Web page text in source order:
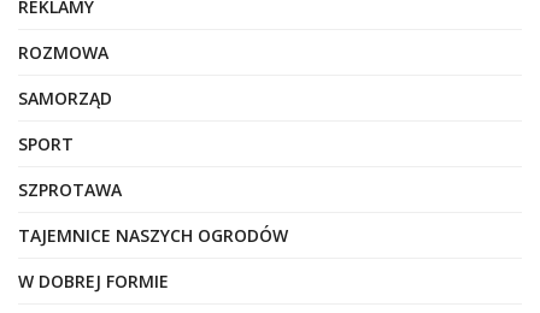
REKLAMY
ROZMOWA
SAMORZĄD
SPORT
SZPROTAWA
TAJEMNICE NASZYCH OGRODÓW
W DOBREJ FORMIE